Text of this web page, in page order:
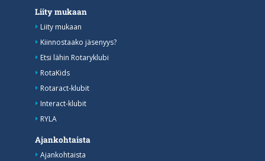
Liity mukaan
Liity mukaan
Kiinnostaako jäsenyys?
Etsi lähin Rotaryklubi
RotaKids
Rotaract-klubit
Interact-klubit
RYLA
Ajankohtaista
Ajankohtaista